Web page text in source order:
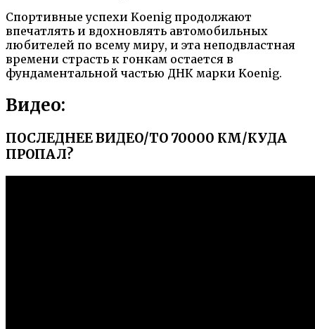
Спортивные успехи Koenig продолжают
впечатлять и вдохновлять автомобильных
любителей по всему миру, и эта неподвластная
времени страсть к гонкам остается в
фундаментальной частью ДНК марки Koenig.
Видео:
ПОСЛЕДНЕЕ ВИДЕО/ТО 70000 КМ/КУДА
ПРОПАЛ?